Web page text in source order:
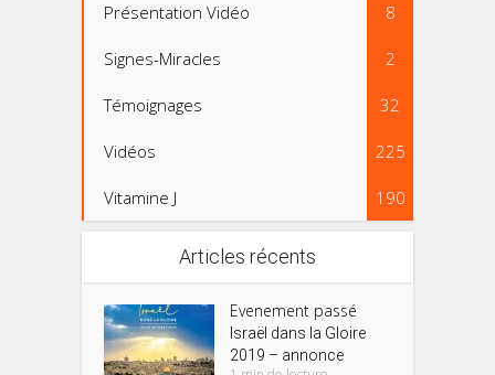
Présentation Vidéo 8
Signes-Miracles 2
Témoignages 32
Vidéos 225
Vitamine J 190
Articles récents
Evenement passé
Israël dans la Gloire
2019 – annonce